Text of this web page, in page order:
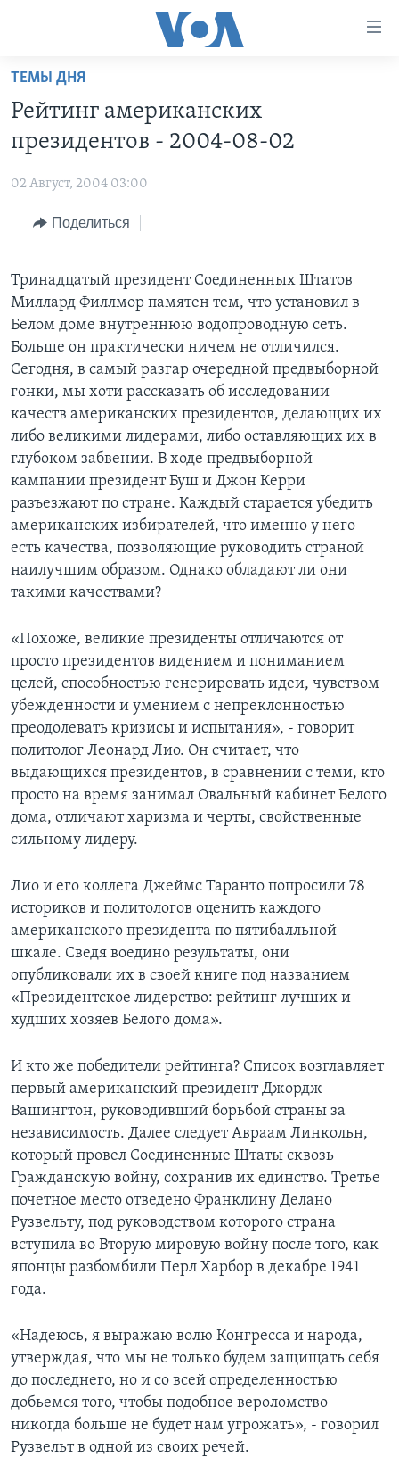
Перейти
основной
контент
Перейти
навигации
поиск
НОВОСТИ ЗА МИНУТУ
ИТОГИ
ДИСКУССИЯ VOA
ДЕТАЛИ
НЬЮ-ЙОРК NEW YORK
АМЕРИКА. БОЛЬШОЕ ПУТЕШЕСТВИЕ
ПРОЕКТЫ
УЧИМ АНГЛИЙСКИЙ
НАША АМЕРИКАНСКАЯ ИСТОРИЯ
АРТЕФАКТЫ
АМЕРИКАНСКИЕ ГОРОДКИ
ТЕСТЫ
ЭКСПЕРТИЗА
ИНТЕРВЬЮ
ЗА СВОБОДУ ПРЕССЫ
УЧИМ АНГЛИЙСКИЙ
ВИДЕО
ПОДПИСКА НА НОВОСТИ
Learning English
СОЦИАЛЬНЫЕ СЕТИ
Языки
ТЕМЫ ДНЯ
Рейтинг американских
президентов - 2004-08-02
02 Август, 2004 03:00
Поделиться
Тринадцатый президент Соединенных Штатов
Миллард Филлмор памятен тем, что установил в
Белом доме внутреннюю водопроводную сеть.
Больше он практически ничем не отличился.
Сегодня, в самый разгар очередной предвыборной
гонки, мы хоти рассказать об исследовании
качеств американских президентов, делающих их
либо великими лидерами, либо оставляющих их в
глубоком забвении. В ходе предвыборной
кампании президент Буш и Джон Керри
разъезжают по стране. Каждый старается убедить
американских избирателей, что именно у него
есть качества, позволяющие руководить страной
наилучшим образом. Однако обладают ли они
такими качествами?
«Похоже, великие президенты отличаются от
просто президентов видением и пониманием
целей, способностью генерировать идеи, чувством
убежденности и умением с непреклонностью
преодолевать кризисы и испытания», - говорит
политолог Леонард Лио. Он считает, что
выдающихся президентов, в сравнении с теми, кто
просто на время занимал Овальный кабинет Белого
дома, отличают харизма и черты, свойственные
сильному лидеру.
Лио и его коллега Джеймс Таранто попросили 78
историков и политологов оценить каждого
американского президента по пятибалльной
шкале. Сведя воедино результаты, они
опубликовали их в своей книге под названием
«Президентское лидерство: рейтинг лучших и
худших хозяев Белого дома».
И кто же победители рейтинга? Список возглавляет
первый американский президент Джордж
Вашингтон, руководивший борьбой страны за
независимость. Далее следует Авраам Линкольн,
который провел Соединенные Штаты сквозь
Гражданскую войну, сохранив их единство. Третье
почетное место отведено Франклину Делано
Рузвельту, под руководством которого страна
вступила во Вторую мировую войну после того, как
японцы разбомбили Перл Харбор в декабре 1941
года.
«Надеюсь, я выражаю волю Конгресса и народа,
утверждая, что мы не только будем защищать себя
до последнего, но и со всей определенностью
добьемся того, чтобы подобное вероломство
никогда больше не будет нам угрожать», - говорил
Рузвельт в одной из своих речей.